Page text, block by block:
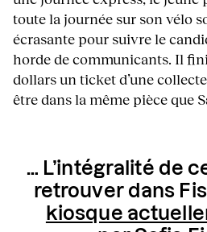
toute la journée sur son vélo
écrasante pour suivre le
horde de communicants. Il
dollars un ticket d’une
être dans la même pièce que
… L’intégralité de
retrouver dans
kiosque